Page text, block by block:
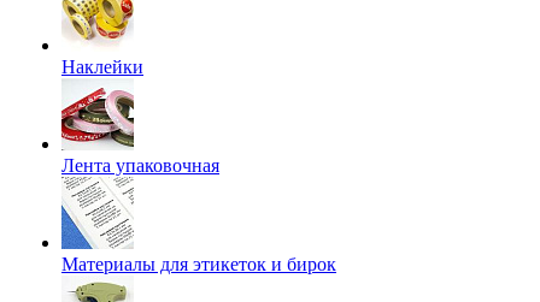
Наклейки
Лента упаковочная
Материалы для этикеток и бирок